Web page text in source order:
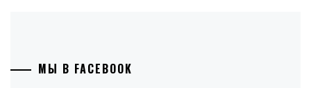
МЫ В FACEBOOK